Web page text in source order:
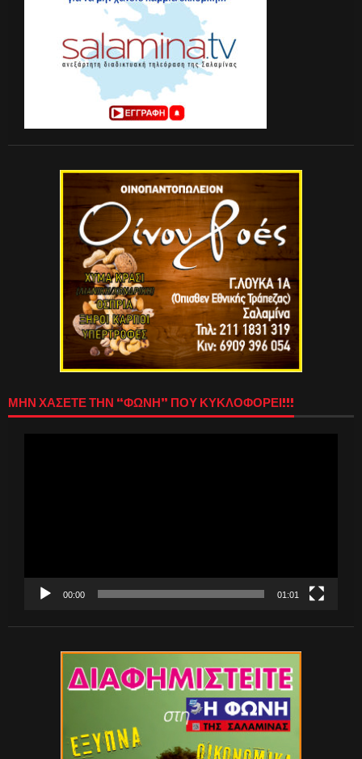
ΜΗΝ ΧΑΣΕΤΕ ΤΗΝ “ΦΩΝΗ” ΠΟΥ ΚΥΚΛΟΦΟΡΕΙ!!!
00:00 01:01